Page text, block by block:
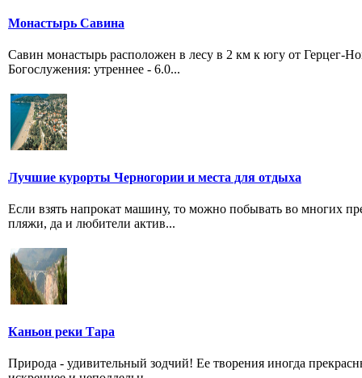
Монастырь Савина
Савин монастырь расположен в лесу в 2 км к югу от Герцег-
Богослужения: утреннее - 6.0...
Лучшие курорты Черногории и места для отдыха
Если взять напрокат машину, то можно побывать во многих
пляжи, да и любители актив...
Каньон реки Тара
Природа - удивительный зодчий! Ее творения иногда